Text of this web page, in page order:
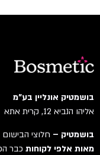
בושמטיק אונליין בע"מ
אליהו הנביא 12, קרית אתא
בושמטיק –חלוצי הבישום
מאות אלפי לקוחותכבר